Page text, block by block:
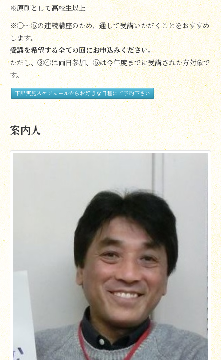
※原則として高校生以上
※①～⑤の連続講座のため、通して受講いただくことをおすすめ
します。
受講を希望する全ての回にお申込みください。
ただし、③④は両日参加、⑤は今年度までに受講された方対象で
す。
下記実施スケジュールからお好きな日程にご予約下さい
案内人